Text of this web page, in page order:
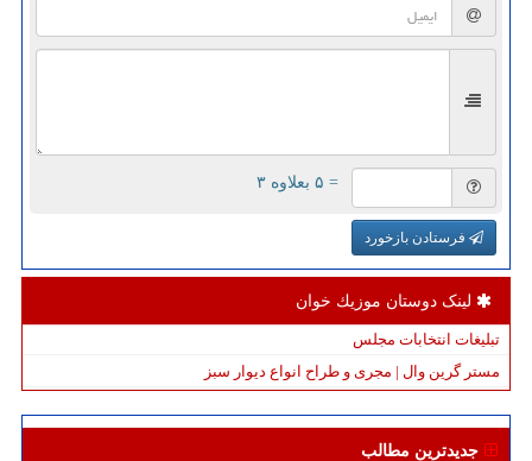
= ۵ بعلاوه ۳
فرستادن بازخورد
لینک دوستان موزیك خوان
تبلیغات انتخابات مجلس
مستر گرین وال | مجری و طراح انواع دیوار سبز
جدیدترین مطالب